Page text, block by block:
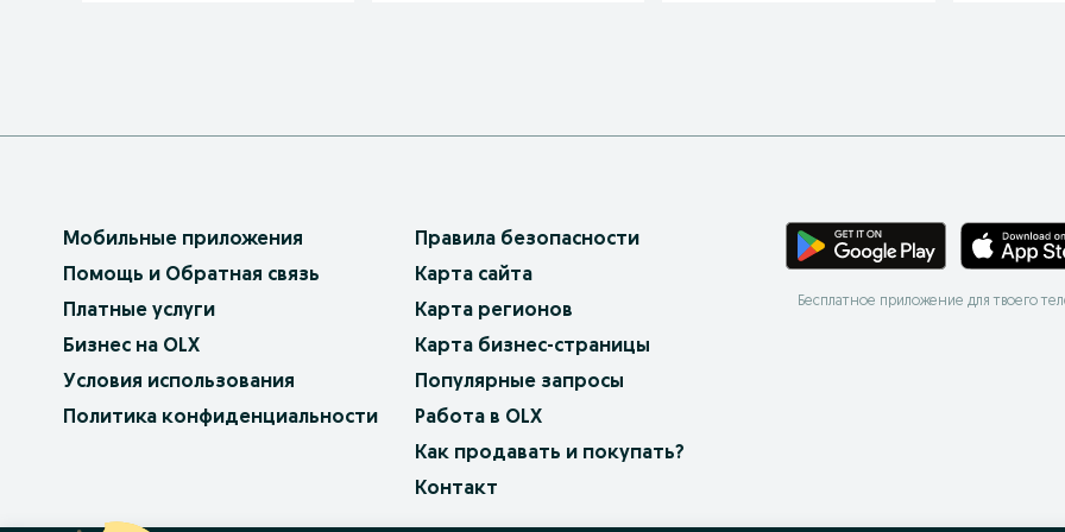
Мобильные приложения
Помощь и Обратная связь
Платные услуги
Бизнес на OLX
Условия использования
Политика конфиденциальности
Правила безопасности
Карта сайта
Карта регионов
Карта бизнес-страницы
Популярные запросы
Работа в OLX
Как продавать и покупать?
Контакт
Бесплатное приложение для твоего